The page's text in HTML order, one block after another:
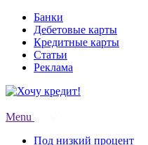
Банки
Дебетовые карты
Кредитные карты
Статьи
Реклама
Menu
Под низкий процент